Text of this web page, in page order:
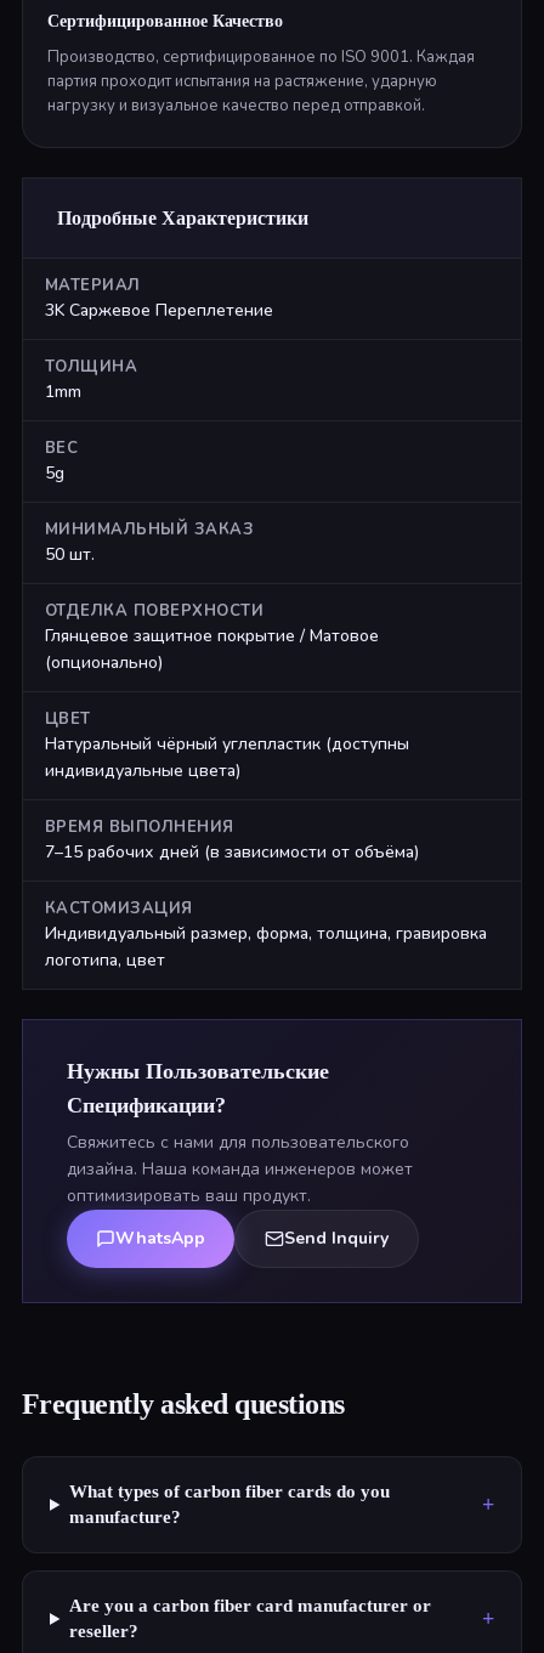
Сертифицированное Качество
Производство, сертифицированное по ISO 9001. Каждая
партия проходит испытания на растяжение, ударную
нагрузку и визуальное качество перед отправкой.
Подробные Характеристики
МАТЕРИАЛ
3K Саржевое Переплетение
ТОЛЩИНА
1mm
ВЕС
5g
МИНИМАЛЬНЫЙ ЗАКАЗ
50 шт.
ОТДЕЛКА ПОВЕРХНОСТИ
Глянцевое защитное покрытие / Матовое
(опционально)
ЦВЕТ
Натуральный чёрный углепластик (доступны
индивидуальные цвета)
ВРЕМЯ ВЫПОЛНЕНИЯ
7–15 рабочих дней (в зависимости от объёма)
КАСТОМИЗАЦИЯ
Индивидуальный размер, форма, толщина, гравировка
логотипа, цвет
Нужны Пользовательские
Спецификации?
Свяжитесь с нами для пользовательского
дизайна. Наша команда инженеров может
оптимизировать ваш продукт.
WhatsApp
Send Inquiry
Frequently asked questions
What types of carbon fiber cards do you
manufacture?
+
Are you a carbon fiber card manufacturer or
reseller?
+